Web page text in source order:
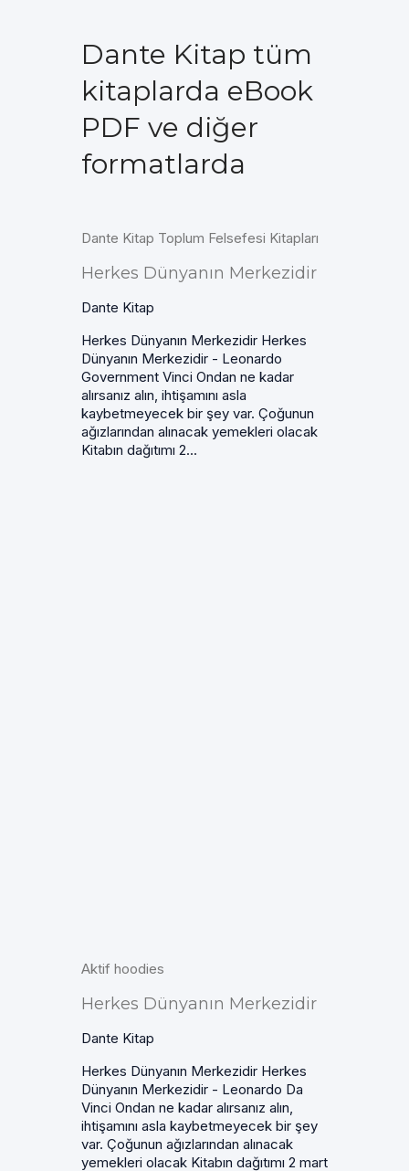
Dante Kitap tüm
kitaplarda eBook
PDF ve diğer
formatlarda
Dante Kitap Toplum Felsefesi Kitapları
Herkes Dünyanın Merkezidir
Dante Kitap
Herkes Dünyanın Merkezidir Herkes
Dünyanın Merkezidir - Leonardo
Government Vinci Ondan ne kadar
alırsanız alın, ihtişamını asla
kaybetmeyecek bir şey var. Çoğunun
ağızlarından alınacak yemekleri olacak
Kitabın dağıtımı 2...
Aktif hoodies
Herkes Dünyanın Merkezidir
Dante Kitap
Herkes Dünyanın Merkezidir Herkes
Dünyanın Merkezidir - Leonardo Da
Vinci Ondan ne kadar alırsanız alın,
ihtişamını asla kaybetmeyecek bir şey
var. Çoğunun ağızlarından alınacak
yemekleri olacak Kitabın dağıtımı 2 mart